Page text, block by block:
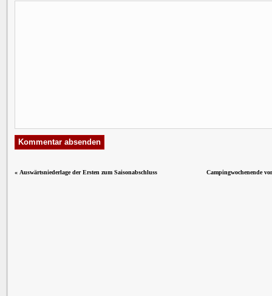
« Auswärtsniederlage der Ersten zum Saisonabschluss Campingwochenende